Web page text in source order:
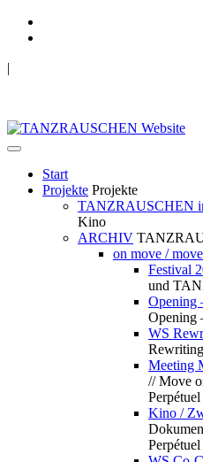
|
Start
Projekte Projekte
TANZRAUSCHEN
Kino
ARCHIV
on move /
Festival
und
Opening
Opening
WS
Meeting
// Move
Perpétuel
Kino /